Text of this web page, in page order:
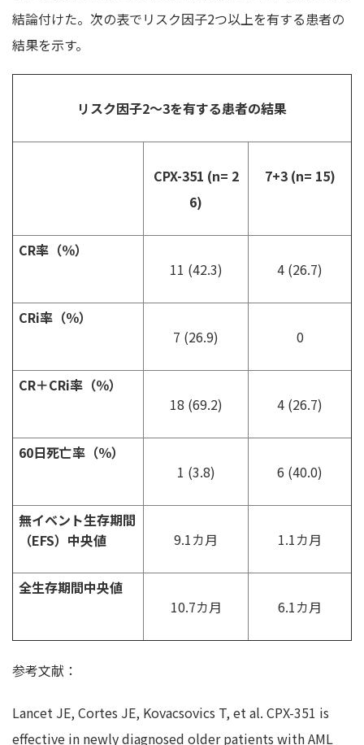
結論付けた。次の表でリスク因子2つ以上を有する患者の
結果を示す。
リスク因子2～3を有する患者の結果
CPX-351 (n= 2
6)
7+3 (n= 15)
CR率（％）
11 (42.3)
4 (26.7)
CRi率（％）
7 (26.9)
0
CR＋CRi率（％）
18 (69.2)
4 (26.7)
60日死亡率（％）
1 (3.8)
6 (40.0)
無イベント生存期間
（EFS）中央値
9.1カ月 1.1カ月
全生存期間中央値
10.7カ月
6.1カ月
参考文献：
Lancet JE, Cortes JE, Kovacsovics T, et al. CPX-351 is
effective in newly diagnosed older patients with AML